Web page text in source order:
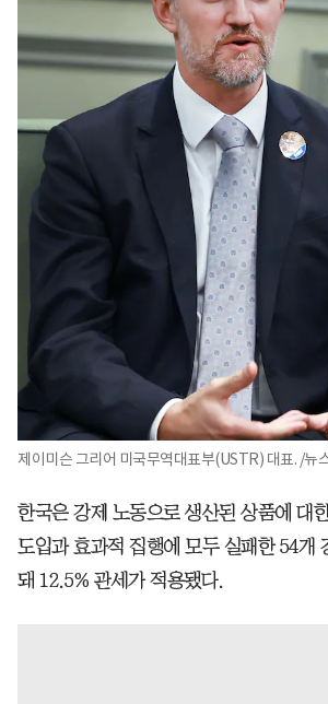
제이미슨 그리어 미국무역대표부(USTR) 대표. /뉴
한국은 강제 노동으로 생산된 상품에 대
도입과 효과적 집행에 모두 실패한 54개
돼 12.5% 관세가 적용됐다.